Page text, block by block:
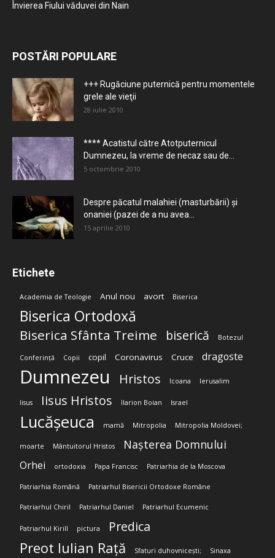
Învierea Fiului văduvei din Nain
POSTĂRI POPULARE
+++ Rugăciune puternică pentru momentele
grele ale vieţii
28 iulie 2010
**** Acatistul către Atotputernicul
Dumnezeu, la vreme de necaz sau de...
5 octombrie 2010
Despre păcatul malahiei (masturbării) şi
onaniei (pazei de a nu avea...
15 aprilie 2010
Etichete
Academia de Teologie Anul nou avort Biserica
Biserica Ortodoxă
Biserica Sfânta Treime biserică Botezul
Conferință Copii copil Coronavirus Cruce dragoste
Dumnezeu Hristos Icoana Ierusalim
Iisus Iisus Hristos Ilarion Boian Israel
Lucășeuca mamă Mitropolia Mitropolia Moldovei;
moarte Mântuitorul Hristos Nașterea Domnului
Orhei ortodoxia Papa Francisc Patriarhia de la Moscova
Patriarhia Română Patriarhul Bisericii Ortodoxe Române
Patriarhul Chiril Patriarhul Daniel Patriarhul Ecumenic
Patriarhul Kirill pictura Predica
Preot Iulian Rață Sfaturi duhovnicești; Sinaxa